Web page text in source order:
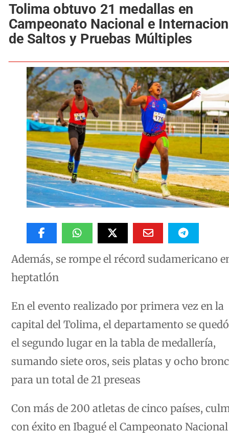
Campeonato Nacional e
de Saltos y Pruebas Múltiples
Además, se rompe el récord sudamericano
heptatlón
En el evento realizado por primera vez en la
capital del Tolima, el departamento se
el segundo lugar en la tabla de medallería,
sumando siete oros, seis platas y ocho
para un total de 21 preseas
Con más de 200 atletas de cinco países,
con éxito en Ibagué el Campeonato